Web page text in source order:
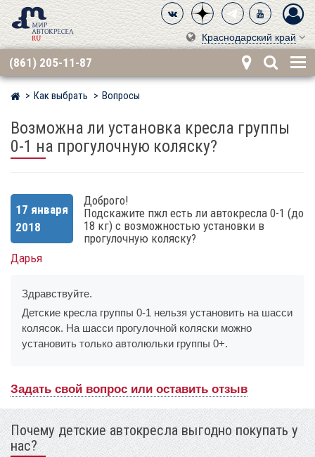
Краснодарский край
(861) 205-11-87
Мир детских автокресел
Как выбрать Вопросы
Возможна ли установка кресла группы
0-1 на прогулочную коляску?
17 января
2018
Доброго!
Подскажите пжл есть ли автокресла 0-1 (до
18 кг) с возможностью установки в
прогулочную коляску?
Дарья
Здравствуйте.
Детские кресла группы 0-1 нельзя установить на шасси
колясок. На шасси прогулочной коляски можно
установить только автолюльки группы 0+.
Задать свой вопрос или оставить отзыв
Почему детские автокресла выгодно покупать у
нас?